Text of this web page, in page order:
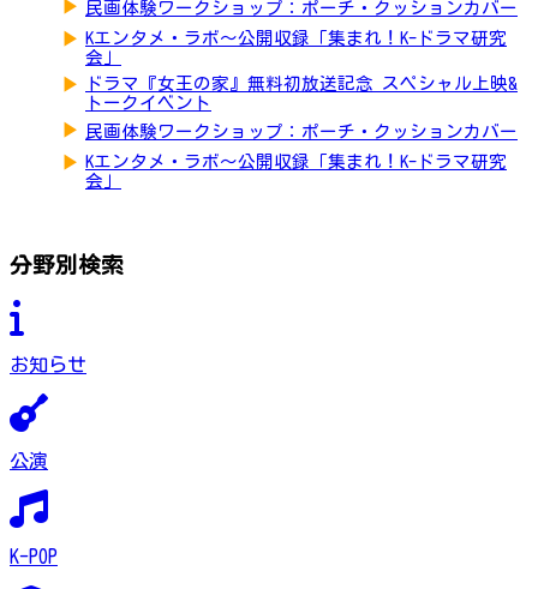
▶ 民画体験ワークショップ：ポーチ・クッションカバー
▶ Kエンタメ・ラボ～公開収録「集まれ！K-ドラマ研究
会」
▶
ドラマ『女王の家』無料初放送記念 スペシャル上映&
トークイベント
▶ 民画体験ワークショップ：ポーチ・クッションカバー
▶ Kエンタメ・ラボ～公開収録「集まれ！K-ドラマ研究
会」
分野別検索
お知らせ
公演
K-POP